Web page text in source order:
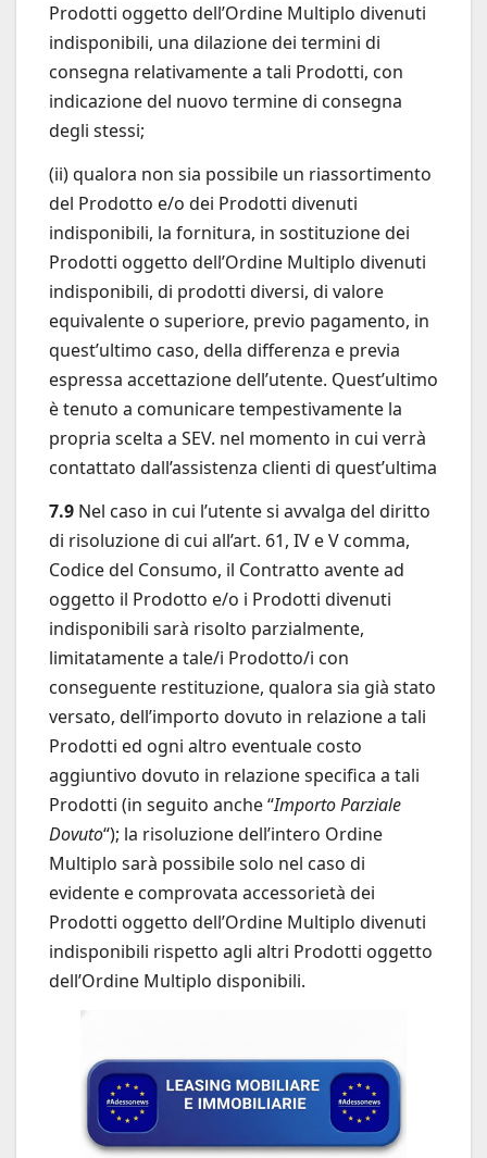
Prodotti oggetto dell’Ordine Multiplo divenuti
indisponibili, una dilazione dei termini di
consegna relativamente a tali Prodotti, con
indicazione del nuovo termine di consegna
degli stessi;
(ii) qualora non sia possibile un riassortimento
del Prodotto e/o dei Prodotti divenuti
indisponibili, la fornitura, in sostituzione dei
Prodotti oggetto dell’Ordine Multiplo divenuti
indisponibili, di prodotti diversi, di valore
equivalente o superiore, previo pagamento, in
quest’ultimo caso, della differenza e previa
espressa accettazione dell’utente. Quest’ultimo
è tenuto a comunicare tempestivamente la
propria scelta a SEV. nel momento in cui verrà
contattato dall’assistenza clienti di quest’ultima
7.9 Nel caso in cui l’utente si avvalga del diritto
di risoluzione di cui all’art. 61, IV e V comma,
Codice del Consumo, il Contratto avente ad
oggetto il Prodotto e/o i Prodotti divenuti
indisponibili sarà risolto parzialmente,
limitatamente a tale/i Prodotto/i con
conseguente restituzione, qualora sia già stato
versato, dell’importo dovuto in relazione a tali
Prodotti ed ogni altro eventuale costo
aggiuntivo dovuto in relazione specifica a tali
Prodotti (in seguito anche “Importo Parziale
Dovuto“); la risoluzione dell’intero Ordine
Multiplo sarà possibile solo nel caso di
evidente e comprovata accessorietà dei
Prodotti oggetto dell’Ordine Multiplo divenuti
indisponibili rispetto agli altri Prodotti oggetto
dell’Ordine Multiplo disponibili.